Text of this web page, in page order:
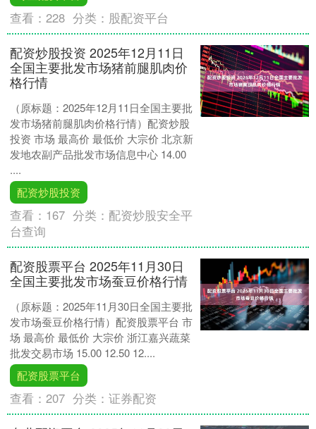
查看：228 分类： 股配资平台
配资炒股投资 2025年12月11日
全国主要批发市场猪前腿肌肉价
格行情
（原标题：2025年12月11日全国主要批
发市场猪前腿肌肉价格行情）配资炒股
投资 市场 最高价 最低价 大宗价 北京新
发地农副产品批发市场信息中心 14.00
....
配资炒股投资
查看： 167 分类： 配资炒股安全平
台查询
配资股票平台 2025年11月30日
全国主要批发市场蚕豆价格行情
（原标题：2025年11月30日全国主要批
发市场蚕豆价格行情）配资股票平台 市
场 最高价 最低价 大宗价 浙江嘉兴蔬菜
批发交易市场 15.00 12.50 12....
配资股票平台
查看：207 分类：证券配资